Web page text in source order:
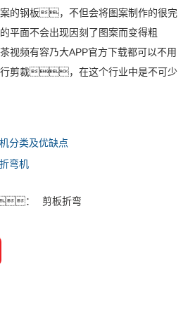
的钢板，不但会将图案制作的很完
面不会出现因刻了图案而变得粗
频有容乃大APP官方下载都可以不用
剪裁，在这个行业中是不可少
分类及优缺点
弯机
： 剪板折弯